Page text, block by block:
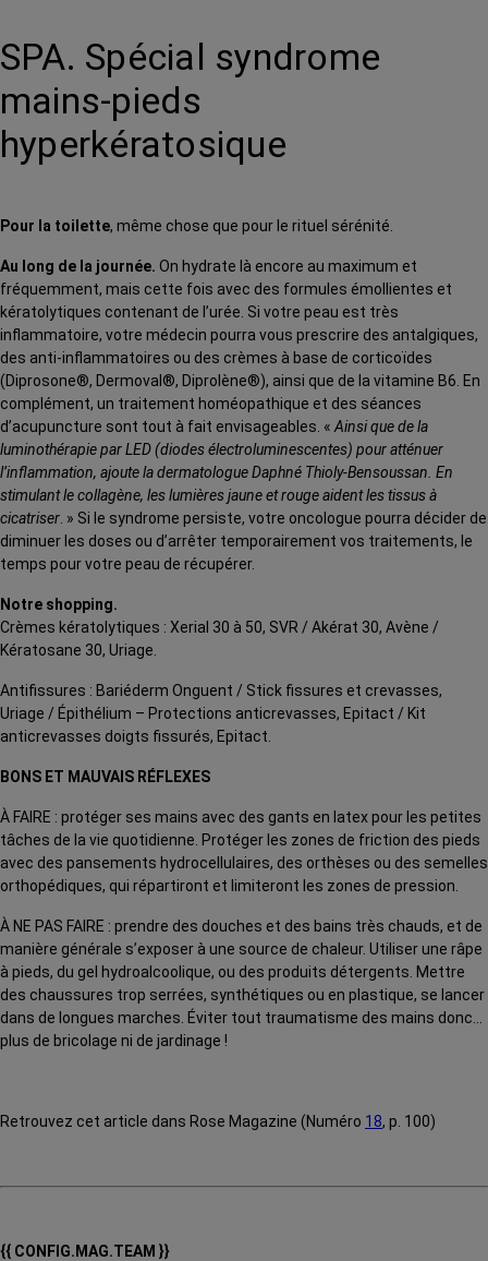
SPA. Spécial syndrome
mains-pieds
hyperkératosique
Pour la toilette, même chose que pour le rituel sérénité.
Au long de la journée. On hydrate là encore au maximum et
fréquemment, mais cette fois avec des formules émollientes et
kératolytiques contenant de l’urée. Si votre peau est très
inflammatoire, votre médecin pourra vous prescrire des antalgiques,
des anti-inflammatoires ou des crèmes à base de corticoïdes
(Diprosone®, Dermoval®, Diprolène®), ainsi que de la vitamine B6. En
complément, un traitement homéopathique et des séances
d’acupuncture sont tout à fait envisageables. « Ainsi que de la
luminothérapie par LED (diodes électroluminescentes) pour atténuer
l’inflammation, ajoute la dermatologue Daphné Thioly-Bensoussan. En
stimulant le collagène, les lumières jaune et rouge aident les tissus à
cicatriser . » Si le syndrome persiste, votre oncologue pourra décider de
diminuer les doses ou d’arrêter temporairement vos traitements, le
temps pour votre peau de récupérer.
Notre shopping.
Crèmes kératolytiques : Xerial 30 à 50, SVR / Akérat 30, Avène /
Kératosane 30, Uriage.
Antifissures : Bariéderm Onguent / Stick fissures et crevasses,
Uriage / Épithélium – Protections anticrevasses, Epitact / Kit
anticrevasses doigts fissurés, Epitact.
BONS ET MAUVAIS RÉFLEXES
À FAIRE : protéger ses mains avec des gants en latex pour les petites
tâches de la vie quotidienne. Protéger les zones de friction des pieds
avec des pansements hydrocellulaires, des orthèses ou des semelles
orthopédiques, qui répartiront et limiteront les zones de pression.
À NE PAS FAIRE : prendre des douches et des bains très chauds, et de
manière générale s’exposer à une source de chaleur. Utiliser une râpe
à pieds, du gel hydroalcoolique, ou des produits détergents. Mettre
des chaussures trop serrées, synthétiques ou en plastique, se lancer
dans de longues marches. Éviter tout traumatisme des mains donc…
plus de bricolage ni de jardinage !
Retrouvez cet article dans Rose Magazine (Numéro 18, p. 100)
{{ CONFIG.MAG.TEAM }}